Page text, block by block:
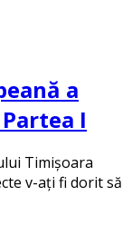
a
I
Timișoara
v-ați fi dorit să